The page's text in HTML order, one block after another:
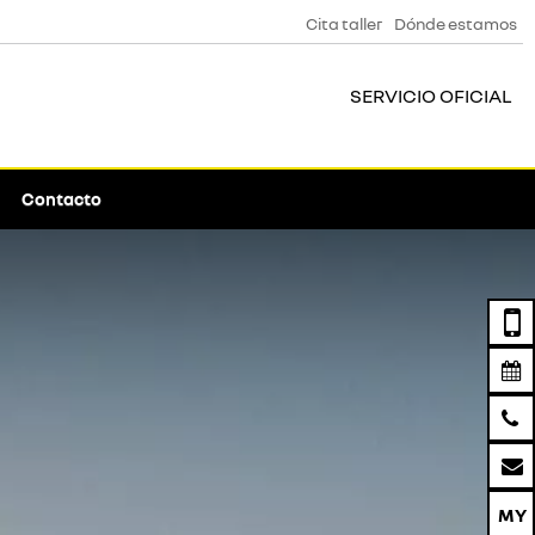
Cita taller Dónde estamos
SERVICIO OFICIAL
Contacto